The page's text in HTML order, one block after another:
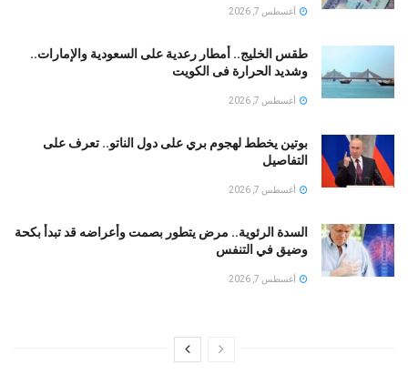
أغسطس 7, 2026
طقس الخليج.. أمطار رعدية على السعودية والإمارات..
وشديد الحرارة فى الكويت
أغسطس 7, 2026
بوتين يخطط لهجوم بري على دول الناتو.. تعرف على
التفاصيل
أغسطس 7, 2026
السدة الرئوية.. مرض يتطور بصمت وأعراضه قد تبدأ بكحة
وضيق في التنفس
أغسطس 7, 2026